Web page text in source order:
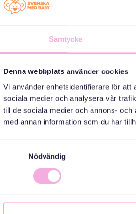
Samtycke
Denna webbplats använder cookies
Vi använder enhetsidentifierare för att
sociala medier och analysera vår
till de sociala medier och annons-
med annan information som du har
Nödvändig
منظم
med baby
Email